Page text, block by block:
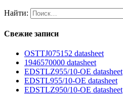
Найти:
Свежие записи
OSTTJ075152 datasheet
1946570000 datasheet
EDSTLZ955/10-OE datasheet
EDSTL955/10-OE datasheet
EDSTLZ950/10-OE datasheet